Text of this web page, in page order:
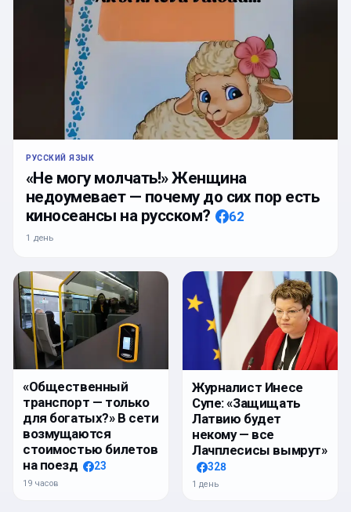
РУССКИЙ ЯЗЫК
«Не могу молчать!» Женщина
недоумевает — почему до сих пор есть
киносеансы на русском?
62
1 день
«Общественный
транспорт — только
для богатых?» В сети
возмущаются
стоимостью билетов
на поезд
23
19 часов
Журналист Инесе
Супе: «Защищать
Латвию будет
некому — все
Лачплесисы вымрут»
328
1 день